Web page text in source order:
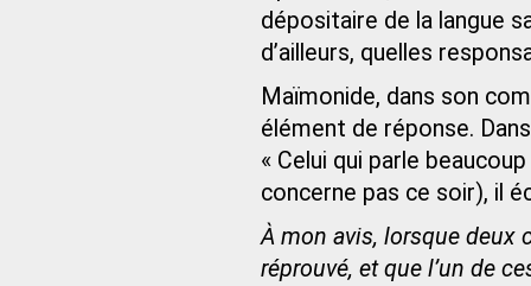
dépositaire de la langue
d’ailleurs, quelles
Maïmonide, dans son
élément de réponse.
« Celui qui parle
concerne pas ce soir), il
À mon avis, lorsque deux
réprouvé, et que l’un de